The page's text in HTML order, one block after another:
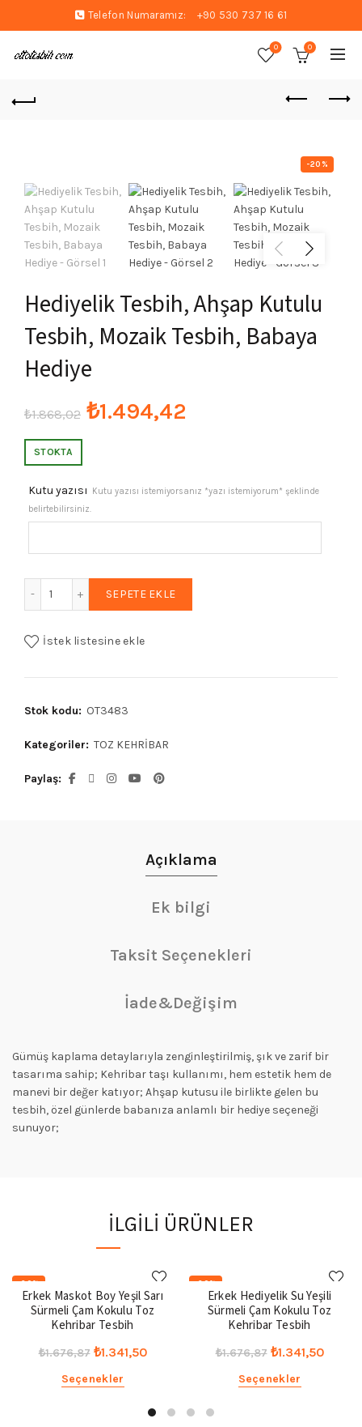
Telefon Numaramız: +90 530 737 16 61
0 0
-20%
Hediyelik Tesbih, Ahşap Kutulu
Tesbih, Mozaik Tesbih, Babaya
Hediye
₺1.868,02 Orijinal
₺1.868,02.
₺1.494,42
fiyat:
₺1.494,42.
STOKTA
Kutu yazısı
Kutu yazısı istemiyorsanız *yazı istemiyorum* şeklinde
belirtebilirsiniz.
SEPETE EKLE
İstek listesine ekle
Stok kodu: OT3483
Kategoriler: TOZ KEHRİBAR
Paylaş
Açıklama
Ek bilgi
Taksit Seçenekleri
İade&Değişim
Gümüş kaplama detaylarıyla zenginleştirilmiş, şık ve zarif bir
tasarıma sahip; Kehribar taşı kullanımı, hem estetik hem de
manevi bir değer katıyor; Ahşap kutusu ile birlikte gelen bu
tesbih, özel günlerde babanıza anlamlı bir hediye seçeneği
sunuyor;
İLGILI ÜRÜNLER
-20%
Erkek Maskot Boy Yeşil Sarı
Sürmeli Çam Kokulu Toz
Kehribar Tesbih
₺1.676,87 Orijinal
fiyat:
₺1.676,87.
₺1.341,50Şu
₺1.341,50.
Seçenekler
-20%
Erkek Hediyelik Su Yeşili
Sürmeli Çam Kokulu Toz
Kehribar Tesbih
₺1.676,87 Orijinal
fiyat:
₺1.676,87.
₺1.341,50Şu
Seçenekler